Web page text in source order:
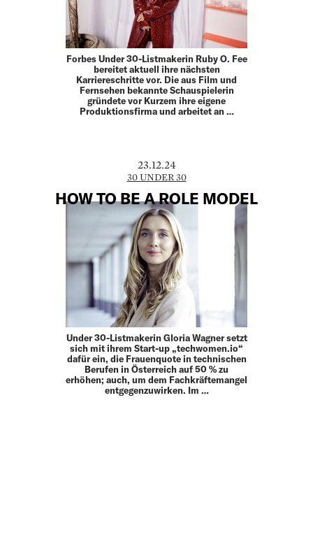
Forbes Under 30-Listmakerin Ruby O. Fee
bereitet aktuell ihre nächsten
Karriereschritte vor. Die aus Film und
Fern­sehen bekannte Schauspielerin
gründete vor Kurzem ihre eigene
Produktionsfirma und arbeitet an …
23.12.24
30 UNDER 30
HOW TO BE A ROLE MODEL
Under 30-Listmakerin Gloria Wagner setzt
sich mit ihrem Start-up „techwomen.io“
dafür ein, die Frauenquote in technischen
Berufen in Österreich auf 50 % zu
erhöhen; auch, um dem Fachkräftemangel
entgegenzuwirken. Im …